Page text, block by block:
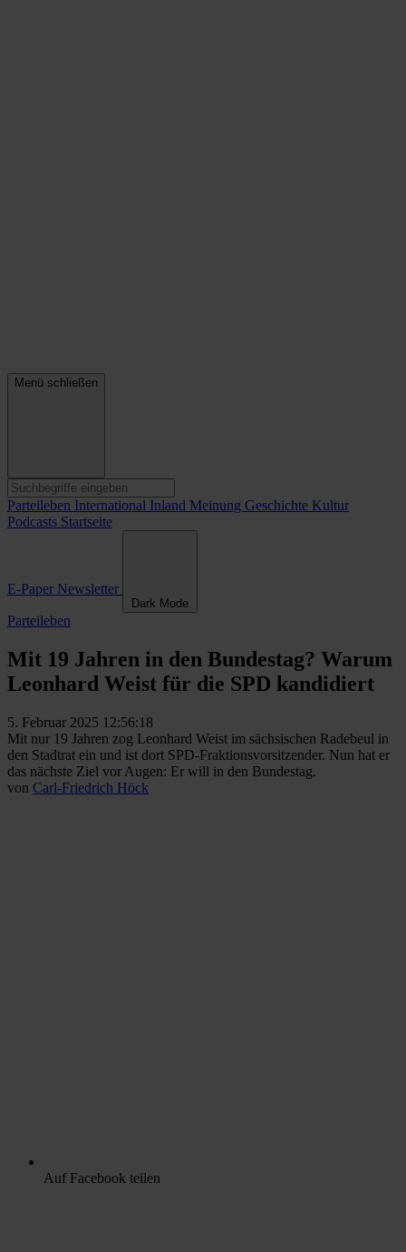
Menü schließen
Parteileben International Inland Meinung Geschichte Kultur
Podcasts Startseite
E-Paper Newsletter
Dark Mode
Parteileben
Mit 19 Jahren in den Bundestag? Warum
Leonhard Weist für die SPD kandidiert
5. Februar 2025 12:56:18
Mit nur 19 Jahren zog Leonhard Weist im sächsischen Radebeul in
den Stadtrat ein und ist dort SPD-Fraktionsvorsitzender. Nun hat er
das nächste Ziel vor Augen: Er will in den Bundestag.
von Carl-Friedrich Höck
Auf Facebook teilen